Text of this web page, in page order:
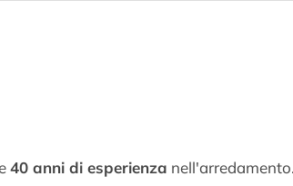
40 anni di esperienza